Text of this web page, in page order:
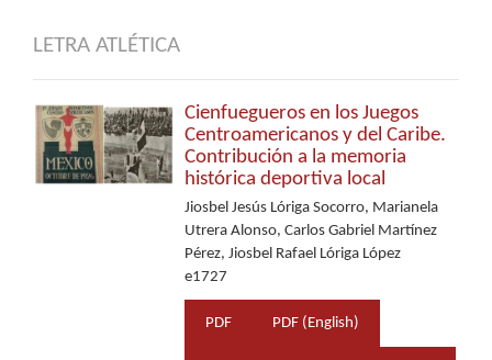
LETRA ATLÉTICA
Cienfuegueros en los Juegos
Centroamericanos y del Caribe.
Contribución a la memoria
histórica deportiva local
Jiosbel Jesús Lóriga Socorro, Marianela
Utrera Alonso, Carlos Gabriel Martínez
Pérez, Jiosbel Rafael Lóriga López
e1727
PDF PDF (English)